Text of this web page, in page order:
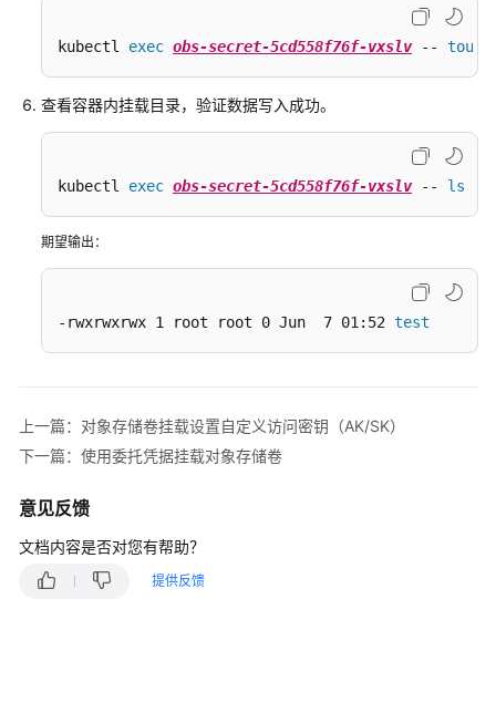
属
存
储
地
持
久
卷
PV）
存
卷
主
kubectl exec obs-secret-5cd558f76f-vxslv -- touch
查看容器内挂载目录，验证数据写入成功。
kubectl exec obs-secret-5cd558f76f-vxslv -- ls
期望输出：
-rwxrwxrwx 1 root root 0 Jun  7 01:52 test
上一篇：对象存储卷挂载设置自定义访问密钥（AK/SK）
下一篇：使用委托凭据挂载对象存储卷
意见反馈
文档内容是否对您有帮助？
提供反馈